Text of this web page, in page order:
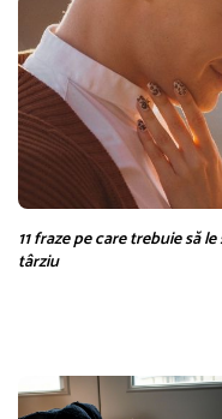
11 fraze pe care trebuie să
târziu